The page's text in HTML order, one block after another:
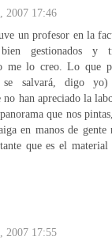
2007 17:46
un profesor en la
gestionados y
me lo creo. Lo que
se salvará, digo
no han apreciado la
que nos
en manos de gente
que es el
2007 17:55